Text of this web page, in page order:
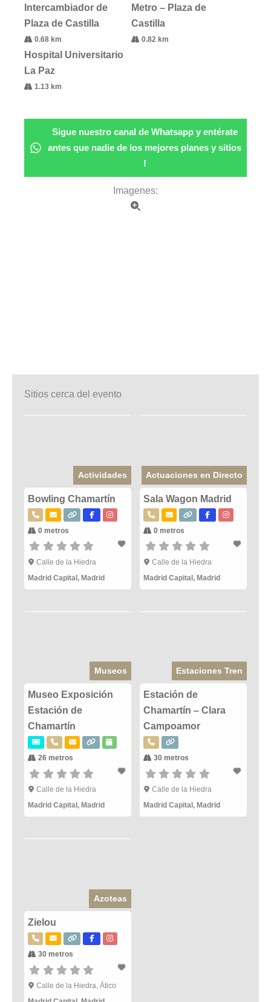
Intercambiador de
Plaza de Castilla
0.68 km
Metro – Plaza de
Castilla
0.82 km
Hospital Universitario
La Paz
1.13 km
Sigue nuestro canal de Whatsapp y entérate
antes que nadie de los mejores planes y sitios
!
Imagenes:
Sitios cerca del evento
Actividades
Bowling Chamartín
0 metros
Calle de la Hiedra
Madrid Capital, Madrid
Actuaciones en Directo
Sala Wagon Madrid
0 metros
Calle de la Hiedra
Madrid Capital,Madrid
Museos
Museo Exposición
Estación de
Chamartín
26 metros
Calle de la Hiedra
Madrid Capital , Madrid
Estaciones Tren
Estación de
Chamartín – Clara
Campoamor
30 metros
Calle de la Hiedra
Madrid Capital , Madrid
Azoteas
Zielou
30 metros
Calle de la Hiedra, Ático